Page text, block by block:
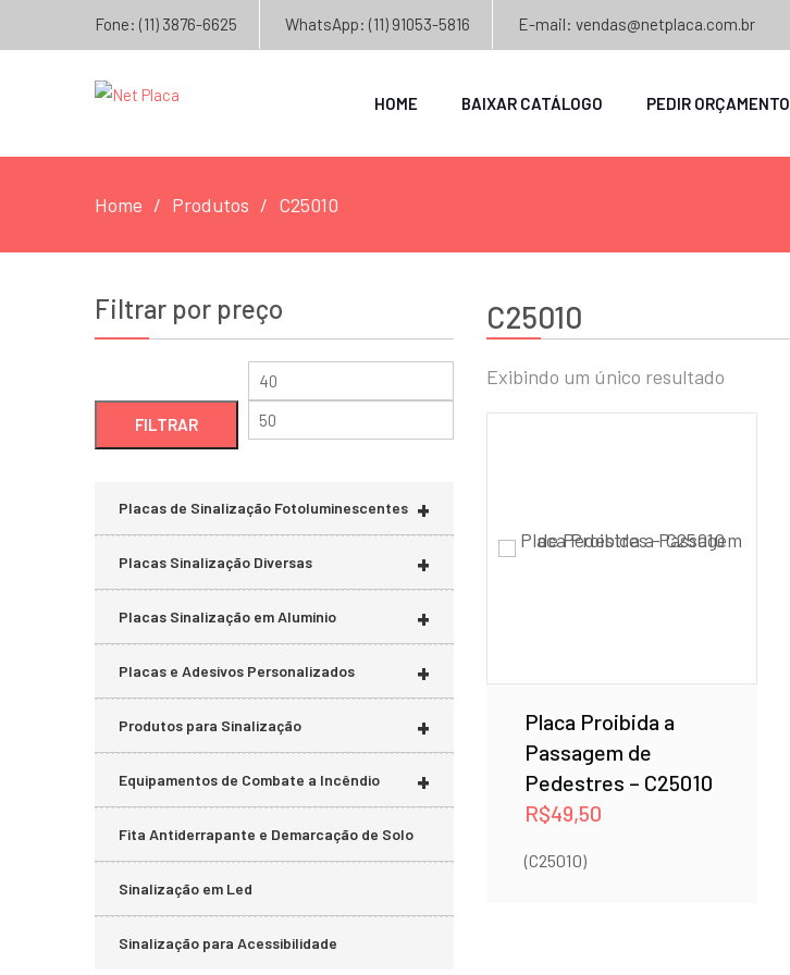
Fone: (11) 3876-6625 WhatsApp: (11) 91053-5816 E-mail: vendas@netplaca.com.br
HOME BAIXAR CATÁLOGO PEDIR ORÇAMENTO
Home Produtos C25010
C25010
Exibindo um único resultado
Placa Proibida a
Passagem de
Pedestres – C25010
R$49,50
(C25010)
Filtrar por preço
Preço
Preço
máximo
FILTRAR
+
Placas de Sinalização Fotoluminescentes
+
Placas Sinalização Diversas
+
Placas Sinalização em Alumínio
+
Placas e Adesivos Personalizados
+
Produtos para Sinalização
+
Equipamentos de Combate a Incêndio
Fita Antiderrapante e Demarcação de Solo
Sinalização em Led
Sinalização para Acessibilidade